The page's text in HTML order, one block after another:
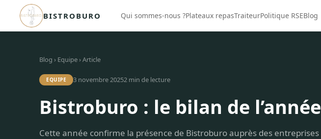
BISTROBURO Qui sommes-nous ?Plateaux repasTraiteurPolitique RSEBlog
Blog › Equipe› Article
EQUIPE 3 novembre 20252 min de lecture
Bistroburo : le bilan de l’année
Cette année confirme la présence de Bistroburo auprès des entreprises